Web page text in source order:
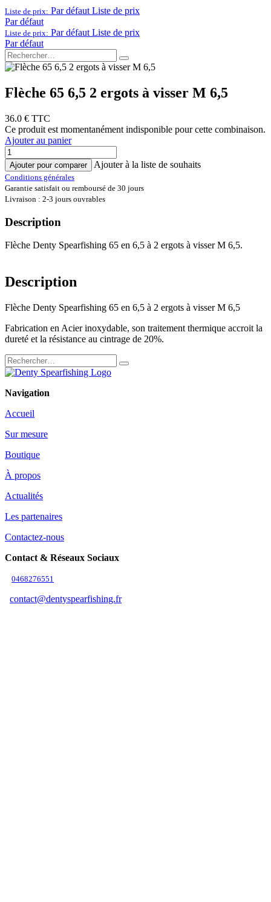
Liste de prix: Par défaut Liste de prix
Par défaut
Liste de prix: Par défaut Liste de prix
Par défaut
Flèche 65 6,5 2 ergots à visser M 6,5
36.0 € TTC
Ce produit est momentanément indisponible pour cette combinaison.
Ajouter au panier
Ajouter pour comparer Ajouter à la liste de souhaits
Conditions générales
Garantie satisfait ou remboursé de 30 jours
Livraison : 2-3 jours ouvrables
Description
Flèche Denty Spearfishing 65 en 6,5 à 2 ergots à visser M 6,5.
Description
Flèche Denty Spearfishing 65 en 6,5 à 2 ergots à visser M 6,5
Fabrication en Acier inoxydable, son traitement thermique accroit la
dureté et la résistance au cintrage de 20%.
Navigation
Accueil
Sur mesure
Boutique
À propos
Actualités
Les partenaires
Contactez-nous
Contact & Réseaux Sociaux
0468276551
contact@dentyspearfishing.fr